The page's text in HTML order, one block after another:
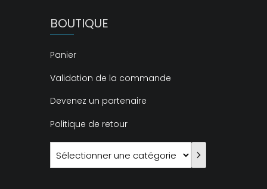
BOUTIQUE
Panier
Validation de la commande
Devenez un partenaire
Politique de retour
Sélectionner
une